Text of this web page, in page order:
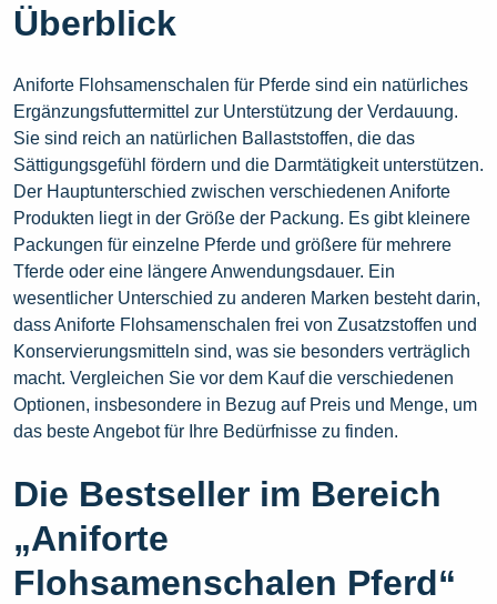
Überblick
Aniforte Flohsamenschalen für Pferde sind ein natürliches
Ergänzungsfuttermittel zur Unterstützung der Verdauung.
Sie sind reich an natürlichen Ballaststoffen, die das
Sättigungsgefühl fördern und die Darmtätigkeit unterstützen.
Der Hauptunterschied zwischen verschiedenen Aniforte
Produkten liegt in der Größe der Packung. Es gibt kleinere
Packungen für einzelne Pferde und größere für mehrere
Tferde oder eine längere Anwendungsdauer. Ein
wesentlicher Unterschied zu anderen Marken besteht darin,
dass Aniforte Flohsamenschalen frei von Zusatzstoffen und
Konservierungsmitteln sind, was sie besonders verträglich
macht. Vergleichen Sie vor dem Kauf die verschiedenen
Optionen, insbesondere in Bezug auf Preis und Menge, um
das beste Angebot für Ihre Bedürfnisse zu finden.
Die Bestseller im Bereich
„Aniforte
Flohsamenschalen Pferd“